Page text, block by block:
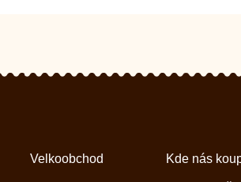
Velkoobchod Kde nás